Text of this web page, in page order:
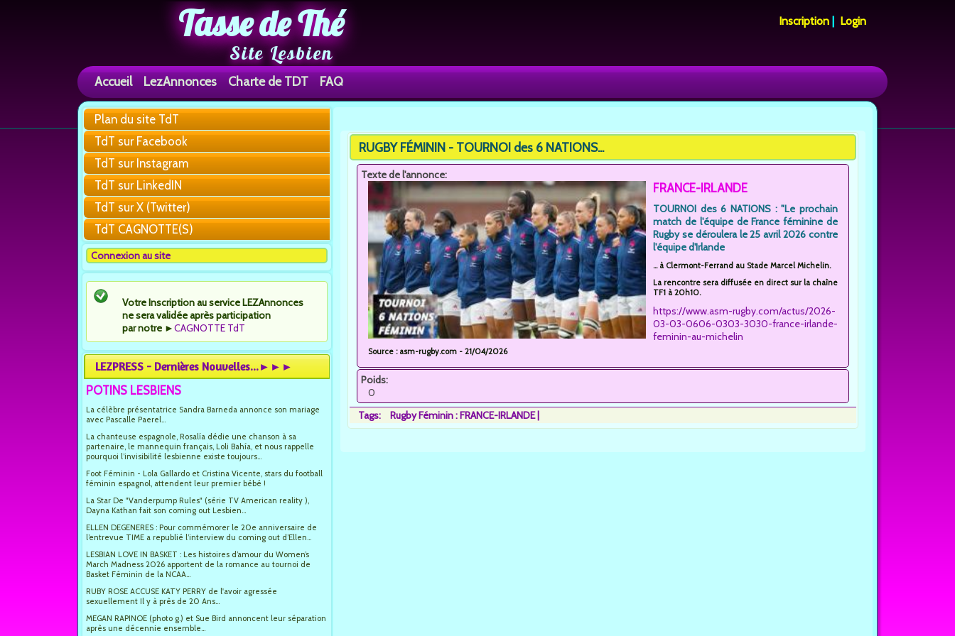
Tasse de Thé
Site Lesbien
Inscription | Login
Accueil LezAnnonces Charte de TDT FAQ
Plan du site TdT
TdT sur Facebook
TdT sur Instagram
TdT sur LinkedIN
TdT sur X (Twitter)
TdT CAGNOTTE(S)
Connexion au site
Votre Inscription au service LEZAnnonces
ne sera validée après participation
par notre ►CAGNOTTE TdT
LEZPRESS - Dernières Nouvelles...►►►
POTINS LESBIENS
La célèbre présentatrice Sandra Barneda annonce son mariage
avec Pascalle Paerel...
La chanteuse espagnole, Rosalía dédie une chanson à sa
partenaire, le mannequin français, Loli Bahía, et nous rappelle
pourquoi l’invisibilité lesbienne existe toujours...
Foot Féminin - Lola Gallardo et Cristina Vicente, stars du football
féminin espagnol, attendent leur premier bébé !
La Star De "Vanderpump Rules" (série TV American reality ),
Dayna Kathan fait son coming out Lesbien...
ELLEN DEGENERES : Pour commémorer le 20e anniversaire de
l’entrevue TIME a republié l’interview du coming out d’Ellen...
LESBIAN LOVE IN BASKET : Les histoires d’amour du Women’s
March Madness 2026 apportent de la romance au tournoi de
Basket Féminin de la NCAA...
RUBY ROSE ACCUSE KATY PERRY de l'avoir agressée
sexuellement Il y à près de 20 Ans...
MEGAN RAPINOE (photo g.) et Sue Bird annoncent leur séparation
après une décennie ensemble...
You are here
RUGBY FÉMININ - TOURNOI des 6 NATIONS...
Texte de l'annonce:
FRANCE-IRLANDE
TOURNOI des 6 NATIONS : "Le prochain
match de l'équipe de France féminine de
Rugby se déroulera le 25 avril 2026 contre
l'équipe d'Irlande
... à Clermont-Ferrand au Stade Marcel Michelin.
La rencontre sera diffusée en direct sur la chaîne
TF1 à 20h10.
https://www.asm-rugby.com/actus/2026-
03-03-0606-0303-3030-france-irlande-
feminin-au-michelin
Source : asm-rugby.com - 21/04/2026
Poids:
0
Tags:
Rugby Féminin : FRANCE-IRLANDE